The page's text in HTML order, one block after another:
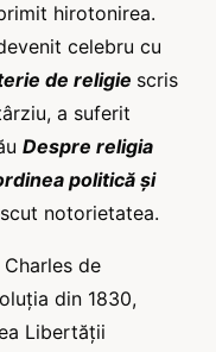
hirotonirea.
celebru cu
de religie scris
a suferit
Despre religia
politică și
notorietatea.
de
din 1830,
Libertății